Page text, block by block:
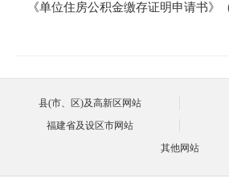
《单位住房公积金缴存证明申请书》
县(市、区)及高新区网站
福建省及设区市网站
其他网站